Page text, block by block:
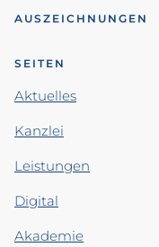
AUSZEICHNUNGEN
SEITEN
Aktuelles
Kanzlei
Leistungen
Digital
Akademie